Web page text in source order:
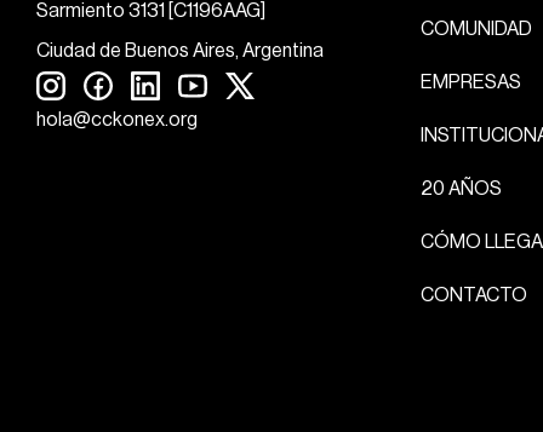
Sarmiento 3131 [C1196AAG]
Ciudad de Buenos Aires, Argentina
hola@cckonex.org
COMUNIDAD
EMPRESAS
20 AÑOS
CÓMO
CONTACTO